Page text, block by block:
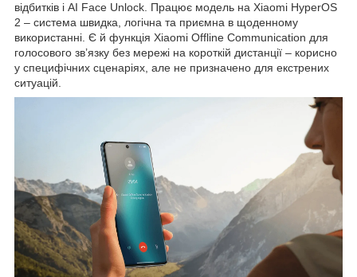
відбитків і AI Face Unlock. Працює модель на Xiaomi HyperOS
2 – система швидка, логічна та приємна в щоденному
використанні. Є й функція Xiaomi Offline Communication для
голосового зв’язку без мережі на короткій дистанції – корисно
у специфічних сценаріях, але не призначено для екстрених
ситуацій.